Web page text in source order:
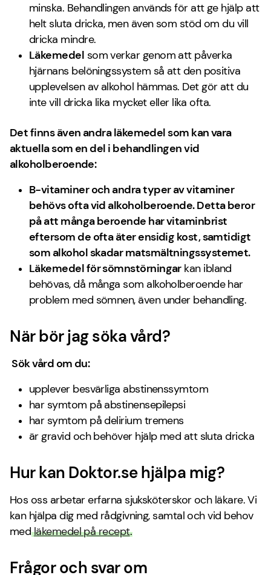
minska. Behandlingen används för att ge hjälp att
helt sluta dricka, men även som stöd om du vill
dricka mindre.
Läkemedel som verkar genom att påverka
hjärnans belöningssystem så att den positiva
upplevelsen av alkohol hämmas. Det gör att du
inte vill dricka lika mycket eller lika ofta.
Det finns även andra läkemedel som kan vara
aktuella som en del i behandlingen vid
alkoholberoende:
B-vitamineroch andra typer av vitaminer
behövs ofta vid alkoholberoende. Detta beror
på att många beroende har vitaminbrist
eftersom de ofta äter ensidig kost, samtidigt
som alkohol skadar matsmältningssystemet.
Läkemedel för sömnstörningarkan ibland
behövas, då många som alkoholberoende har
problem med sömnen, även under behandling.
När bör jag söka vård?
Sök vård om du:
upplever besvärliga abstinenssymtom
har symtom på abstinensepilepsi
har symtom på delirium tremens
är gravid och behöver hjälp med att sluta dricka
Hur kan Doktor.se hjälpa mig?
Hos oss arbetar erfarna sjuksköterskor och läkare. Vi
kan hjälpa dig med rådgivning, samtal och vid behov
medläkemedel på recept.
Frågor och svar om